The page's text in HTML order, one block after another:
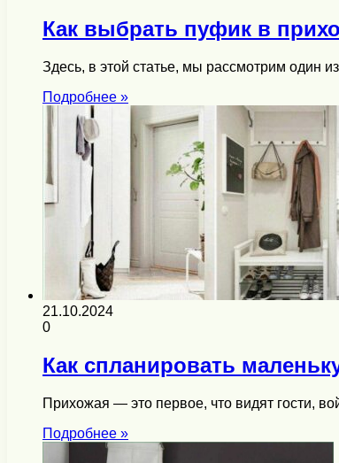
Как выбрать пуфик в
Здесь, в этой статье, мы рассмотрим один
Подробнее »
21.10.2024
0
Как спланировать
Прихожая — это первое, что видят гости,
Подробнее »